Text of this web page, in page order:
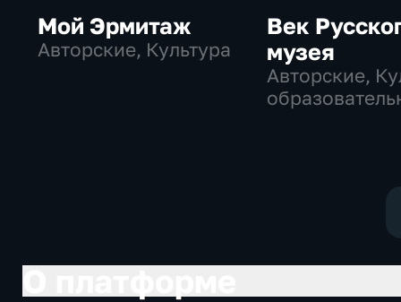
Мой Эрмитаж
Авторские, Культура
Век
музея
Авторские,